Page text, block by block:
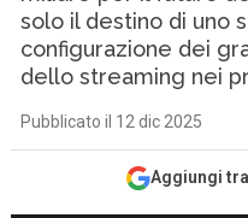
solo il destino di uno
configurazione dei
dello streaming nei
Pubblicato il 12 dic 2025
Aggiungi